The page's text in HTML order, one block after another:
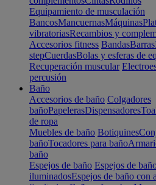
Equipamiento de musculación
BancosMancuernasMáquinas
vibratoriasRecambios y
Accesorios fitness BandasBarras
stepCuerdasBolas y esferas de
Recuperación muscular
percusión
Baño
Accesorios de baño Colgadores
bañoPapelerasDispensadores
de ropa
Muebles de baño Botiquines
bañoTocadores para baño
baño
Espejos de baño Espejos de
iluminadosEspejos de baño con